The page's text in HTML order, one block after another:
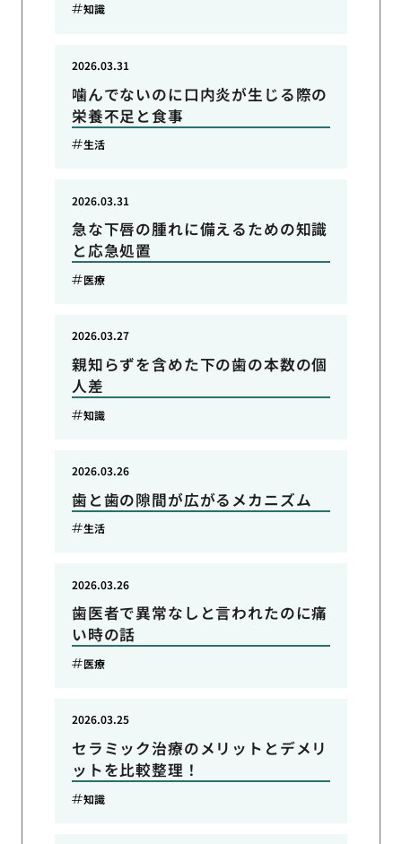
知識
噛んでないのに口内炎が生じる際の
栄養不足と食事
2026.03.31
生活
急な下唇の腫れに備えるための知識
と応急処置
2026.03.31
医療
親知らずを含めた下の歯の本数の個
人差
2026.03.27
知識
歯と歯の隙間が広がるメカニズム
2026.03.26
生活
歯医者で異常なしと言われたのに痛
い時の話
2026.03.26
医療
セラミック治療のメリットとデメリ
ットを比較整理！
2026.03.25
知識